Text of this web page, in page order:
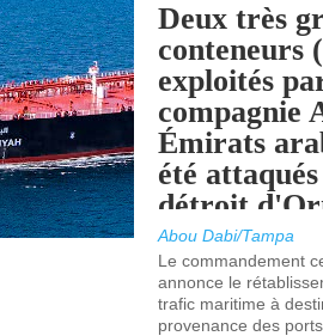
Deux très
conteneurs
exploités
compagnie
Émirats
été
détroit
Abou Dabi/Tampa
Le commandement
annonce le
trafic maritime à
provenance des